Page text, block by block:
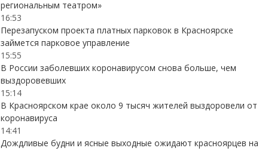
региональным театром»
16:53
Перезапуском проекта платных парковок в Красноярске
займется парковое управление
15:55
В России заболевших коронавирусом снова больше, чем
выздоровевших
15:14
В Красноярском крае около 9 тысяч жителей выздоровели от
коронавируса
14:41
Дождливые будни и ясные выходные ожидают красноярцев на